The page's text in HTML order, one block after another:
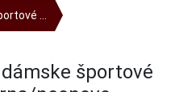
...
dámske športové